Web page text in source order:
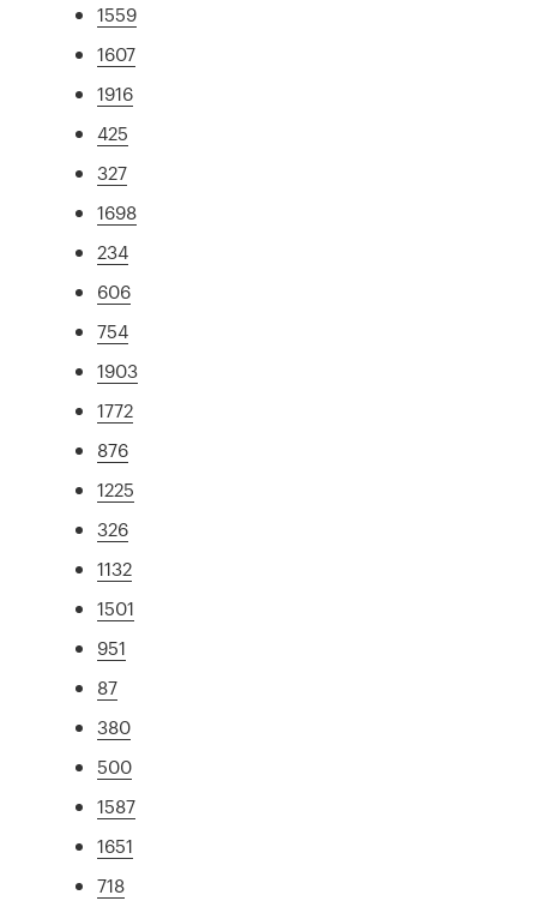
1559
1607
1916
425
327
1698
234
606
754
1903
1772
876
1225
326
1132
1501
951
87
380
500
1587
1651
718